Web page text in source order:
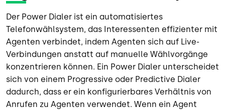
Der Power Dialer ist ein automatisiertes
Telefonwählsystem, das Interessenten effizienter mit
Agenten verbindet, indem Agenten sich auf Live-
Verbindungen anstatt auf manuelle Wählvorgänge
konzentrieren können. Ein Power Dialer unterscheidet
sich von einem Progressive oder Predictive Dialer
dadurch, dass er ein konfigurierbares Verhältnis von
Anrufen zu Agenten verwendet. Wenn ein Agent